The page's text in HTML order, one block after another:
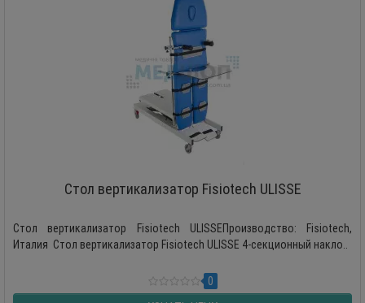
Стол вертикализатор Fisiotech ULISSE
Стол вертикализатор Fisiotech ULISSEПроизводство: Fisiotech,
Италия Стол вертикализатор Fisiotech ULISSE 4-секционный накло..
0